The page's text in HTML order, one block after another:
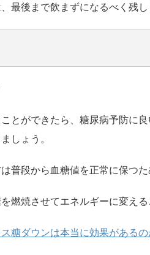
最後まで飲まずになるべく残し
とができたら、糖尿病予防に
しょう。
普段から血糖値を正常に保つ
燃焼させてエネルギーに変え
糖ダウンは本当に効果があるの